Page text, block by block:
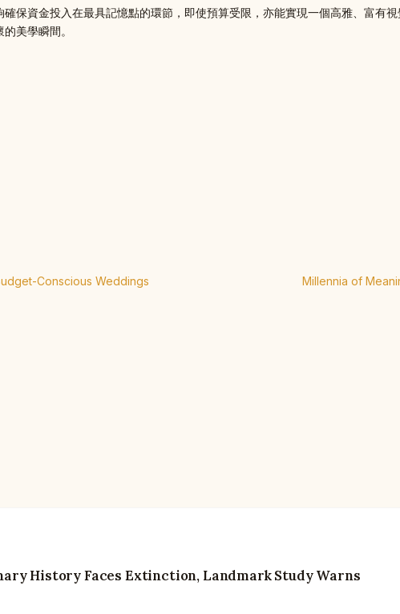
保資金投入在最具記憶點的環節，即使預算受限，亦能實現一個高雅、富有
美學瞬間。
Conscious Weddings Millennia of
History Faces Extinction, Landmark Study Warns